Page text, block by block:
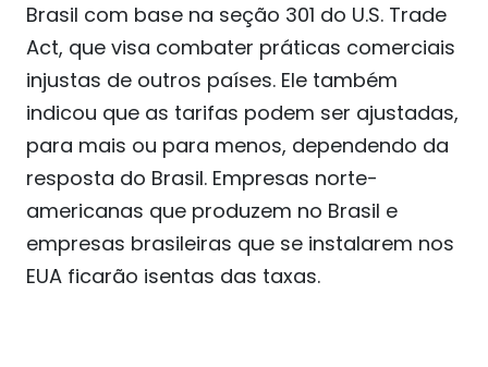
Brasil com base na seção 301 do U.S. Trade
Act, que visa combater práticas comerciais
injustas de outros países. Ele também
indicou que as tarifas podem ser ajustadas,
para mais ou para menos, dependendo da
resposta do Brasil. Empresas norte-
americanas que produzem no Brasil e
empresas brasileiras que se instalarem nos
EUA ficarão isentas das taxas.